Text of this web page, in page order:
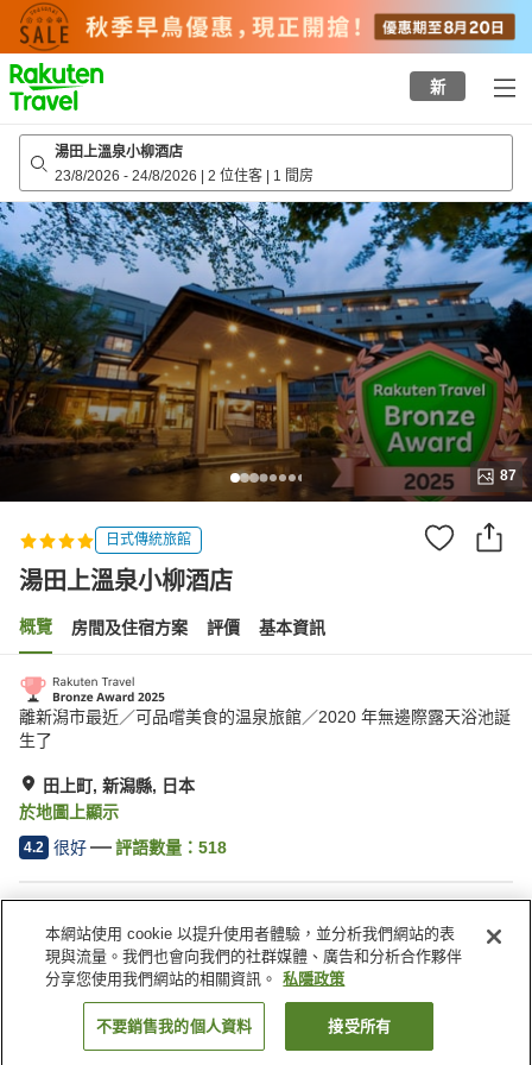
to
top
page
新
湯田上溫泉小柳酒店
23/8/2026 - 24/8/2026 | 2 位住客 | 1 間房
87
日式傳統旅館
湯田上溫泉小柳酒店
概覽 房間及住宿方案 評價 基本資訊
離新潟市最近／可品嚐美食的温泉旅館／2020 年無邊際露天浴池誕
生了
田上町, 新潟縣, 日本
於地圖上顯示
4.2 很好 評語數量： 518
停車場
桑拿
水療/美容院
泳池
日本 新潟縣 田上町 湯田上溫泉小柳酒店
找客房
本網站使用 cookie 以提升使用者體驗，並分析我們網站的表
現與流量。我們也會向我們的社群媒體、廣告和分析合作夥伴
分享您使用我們網站的相關資訊。
私隱政策
不要銷售我的個人資料 接受所有